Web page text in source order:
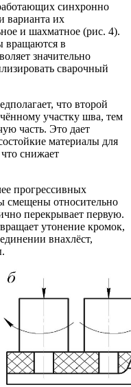
синхронно
варианта их
и шахматное (рис. 4).
вращаются в
значительно
сварочный
что второй
участку шва, тем
часть. Это дает
материалы для
снижает
прогрессивных
смещены относительно
перекрывает первую.
утонение кромок,
внахлёст,